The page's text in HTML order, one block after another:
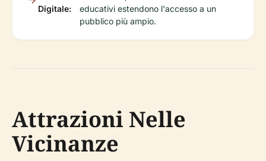
Digitale:
educativi estendono l'accesso a un
pubblico più ampio.
Attrazioni Nelle
Vicinanze